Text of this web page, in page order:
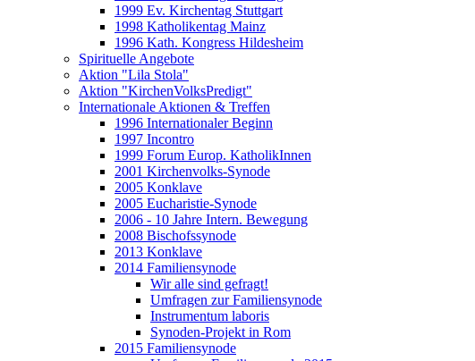
1999 Ev. Kirchentag Stuttgart
1998 Katholikentag Mainz
1996 Kath. Kongress Hildesheim
Spirituelle Angebote
Aktion "Lila Stola"
Aktion "KirchenVolksPredigt"
Internationale Aktionen & Treffen
1996 Internationaler Beginn
1997 Incontro
1999 Forum Europ. KatholikInnen
2001 Kirchenvolks-Synode
2005 Konklave
2005 Eucharistie-Synode
2006 - 10 Jahre Intern. Bewegung
2008 Bischofssynode
2013 Konklave
2014 Familiensynode
Wir alle sind gefragt!
Umfragen zur Familiensynode
Instrumentum laboris
Synoden-Projekt in Rom
2015 Familiensynode